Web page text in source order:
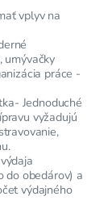
vplyv na
umývačky
práce -
Jednoduché
vyžadujú
do obedárov) a
výdajného